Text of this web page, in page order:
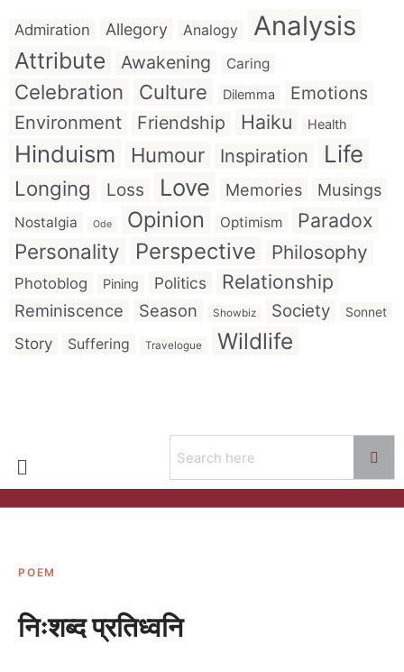
Admiration Allegory Analogy Analysis
Attribute Awakening Caring
Celebration Culture Dilemma
Emotions
Environment
Friendship Haiku Health
Hinduism Humour Inspiration Life
Longing Loss Love Memories Musings
Nostalgia Ode Opinion Optimism Paradox
Personality Perspective Philosophy
Photoblog Pining Politics Relationship
Reminiscence Season Showbiz Society Sonnet
Story Suffering Travelogue Wildlife
POEM
निःशब्द प्रतिध्वनि